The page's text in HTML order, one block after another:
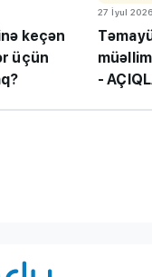
keçən
üçün
27 İyul
-
TİF
məzunlarla